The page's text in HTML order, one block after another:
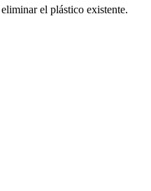
el plástico existente.